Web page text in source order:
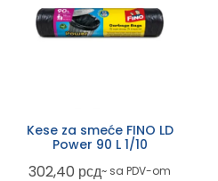
Kese za smeće FINO LD
Power 90 L 1/10
302,40 рсд~ sa PDV-om